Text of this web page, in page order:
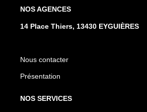
NOS AGENCES
14 Place Thiers, 13430 EYGUIÈRES
Nous contacter
Présentation
NOS SERVICES